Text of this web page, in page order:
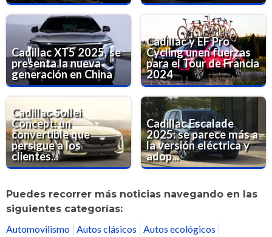
Cadillac XT5 2025, se
presenta la nueva
generación en China
Cadillac y EF Pro
Cycling unen fuerzas
para el Tour de Francia
2024
Cadillac Sollei
Concept: un
convertible que
persigue a los
clientes...
Cadillac Escalade
2025: se parece más a
la versión eléctrica y
adop...
Puedes recorrer más noticias navegando en las
siguientes categorías:
Automovilismo Autos clásicos
Autos ecológicos